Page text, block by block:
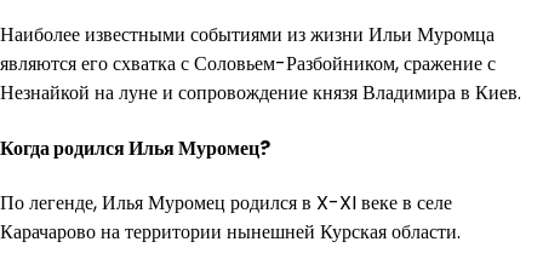
Наиболее известными событиями из жизни Ильи Муромца
являются его схватка с Соловьем-Разбойником, сражение с
Незнайкой на луне и сопровождение князя Владимира в Киев.
Когда родился Илья Муромец?
По легенде, Илья Муромец родился в X-XI веке в селе
Карачарово на территории нынешней Курская области.